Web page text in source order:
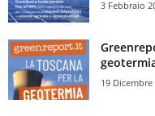
3 Febbraio
19 Dicembre